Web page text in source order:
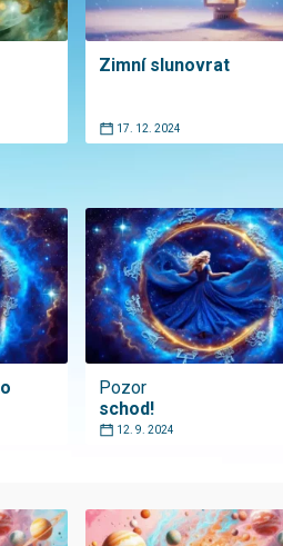
Zimní slunovrat
17. 12. 2024
Pozor
schod!
12. 9. 2024